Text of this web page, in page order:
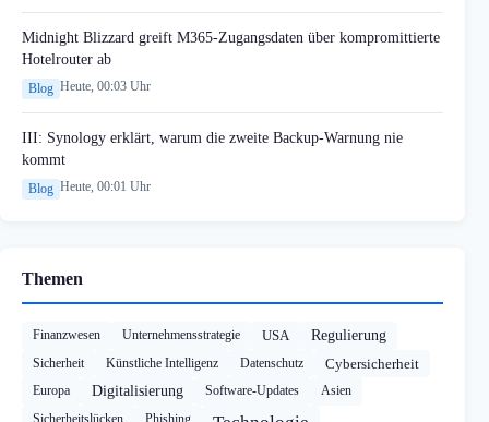
Midnight Blizzard greift M365-Zugangsdaten über kompromittierte
Hotelrouter ab
Blog Heute, 00:03 Uhr
III: Synology erklärt, warum die zweite Backup-Warnung nie
kommt
Blog Heute, 00:01 Uhr
Themen
Finanzwesen Unternehmensstrategie USA Regulierung
Sicherheit Künstliche Intelligenz Datenschutz Cybersicherheit
Europa Digitalisierung Software-Updates
Asien
Sicherheitslücken
Phishing